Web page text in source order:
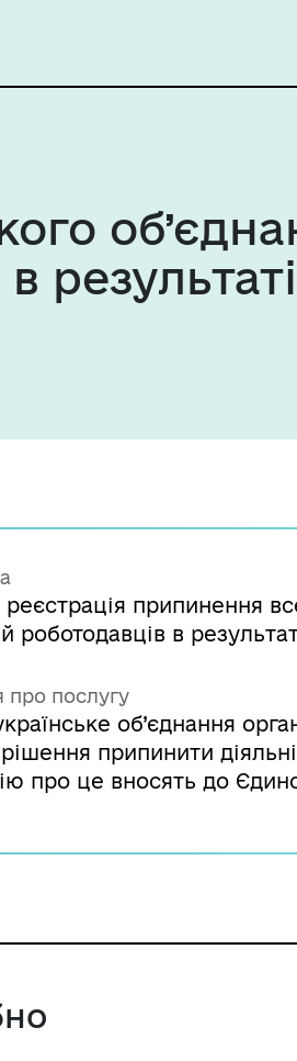
припинення
роботодавців в
про послугу
об’єднання
припинити
про це вносять до
осіб, фізичних осіб –